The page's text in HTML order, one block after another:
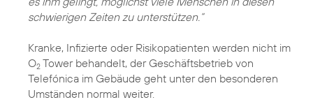
schwierigen Zeiten zu unterstützen.“
Kranke, Infizierte oder Risikopatienten werden nicht im
O2 Tower behandelt, der Geschäftsbetrieb von
Telefónica im Gebäude geht unter den besonderen
Umständen normal weiter.